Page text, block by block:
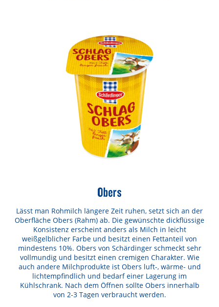
Obers
Lässt man Rohmilch längere Zeit ruhen, setzt sich an der
Oberfläche Obers (Rahm) ab. Die gewünschte dickflüssige
Konsistenz erscheint anders als Milch in leicht
weißgelblicher Farbe und besitzt einen Fettanteil von
mindestens 10%. Obers von Schärdinger schmeckt sehr
vollmundig und besitzt einen cremigen Charakter. Wie
auch andere Milchprodukte ist Obers luft-, wärme- und
lichtempfindlich und bedarf einer Lagerung im
Kühlschrank. Nach dem Öffnen sollte Obers innerhalb
von 2-3 Tagen verbraucht werden.